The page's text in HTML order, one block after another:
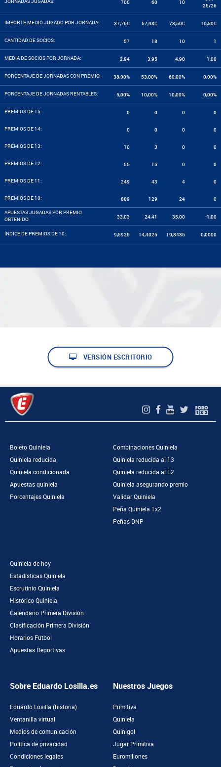
JORNADAS JUGADAS: 700 60 10
25/26
IMPORTE MEDIO JUGADO POR JORNADA: 37,76€ 57,98€ 73,50€ 10,50€
CANTIDAD DE SOCIOS: 57 18 10 1
MEDIA DE SOCIOS POR JORNADA: 2,94 3,95 4,90 1,00
PORCENTAJE DE JORNADAS CON PREMIO: 38,00% 53,00% 60,00% 0,00%
PORCENTAJE DE JORNADAS RENTABLES: 5,00% 10,00% 10,00% 0,00%
PREMIOS DE 15: 0 0 0 0
PREMIOS DE 14: 0 0 0 0
PREMIOS DE 13: 10 3 0 0
PREMIOS DE 12: 55 15 0 0
PREMIOS DE 11: 249 43 4 0
PREMIOS DE 10: 889 129 24 0
APUESTAS JUGADAS POR PREMIO
OBTENIDO:
33,03 24,41 35,00 -1,00
ÍNDICE DE PREMIOS DE 10: 9,5925 14,4025 19,8435 0,0000
VERSIÓN ESCRITORIO
Boleto Quiniela
Quiniela reducida
Quiniela condicionada
Apuestas quiniela
Porcentajes Quiniela
Combinaciones Quiniela
Quiniela reducida al 13
Quiniela reducida al 12
Quiniela asegurando premio
Validar Quiniela
Peña Quiniela 1x2
Peñas DNP
Quiniela de hoy
Estadísticas Quiniela
Escrutinio Quiniela
Histórico Quiniela
Calendario Primera División
Clasificación Primera División
Horarios Fútbol
Apuestas Deportivas
Sobre Eduardo Losilla.es
Eduardo Losilla (historia)
Ventanilla virtual
Medios de comunicación
Política de privacidad
Condiciones legales
Nuestros Juegos
Primitiva
Quiniela
Quinigol
Jugar Primitiva
Euromillones